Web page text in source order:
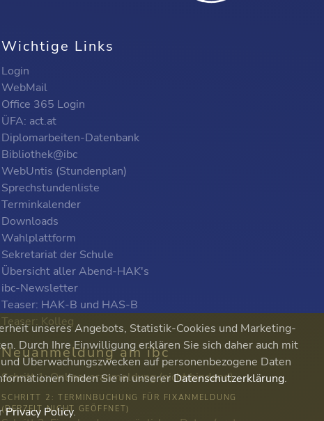
Wichtige Links
Login
WebMail
Office 365 Login
ÜFA: act.at
Diplomarbeiten-Datenbank
Bibliothek@ibc
WebUntis (Stundenplan)
Sprechstundenliste
Terminkalender
Downloads
Wahlplattform
Sekretariat der Schule
Übersicht aller Abend-HAK's
ibc-Newsletter
Teaser: HAK-B und HAS-B
Teaser: Kolleg
Neuanmeldung am ibc
Schritt 1: Onlinevoranmeldung (nicht bindend)
SCHRITT 2: TERMINBUCHUNG FÜR FIXANMELDUNG
(DERZEIT NICHT GEÖFFNET)
unseres Angebots, Statistik-Cookies und Marketing-
Durch Ihre Einwilligung erklären Sie sich daher auch mit
Überwachungszwecken auf personenbezogene Daten
finden Sie in unsererDatenschutzerklärung.
Privacy Policy.